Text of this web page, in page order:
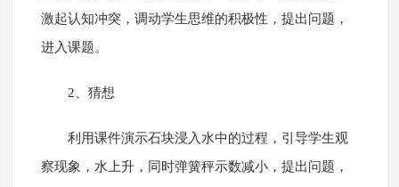
激起认知冲突，调动学生思维的积极性，提出问题，
进入课题。
2、猜想
利用课件演示石块浸入水中的过程，引导学生观
察现象，水上升，同时弹簧秤示数减小，提出问题，